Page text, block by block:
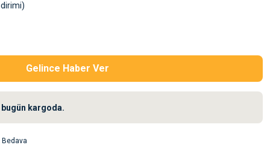
Gelince Haber Ver
kargoda.
Bedava